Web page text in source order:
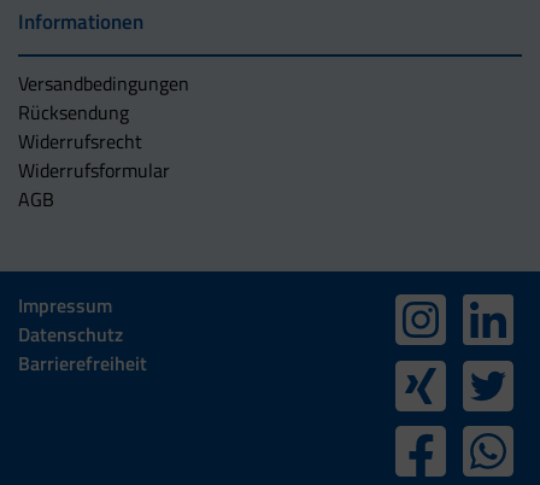
Informationen
Versandbedingungen
Rücksendung
Widerrufsrecht
Widerrufsformular
AGB
Impressum
Datenschutz
Barrierefreiheit